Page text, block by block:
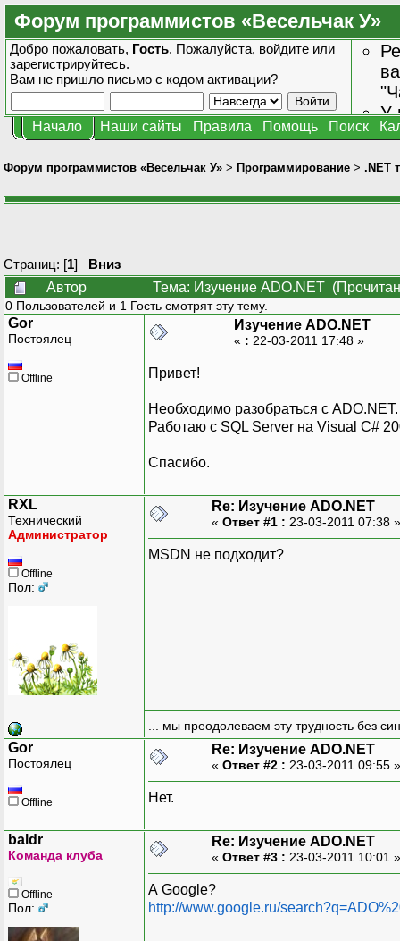
Форум программистов «Весельчак У»
Добро пожаловать, Гость. Пожалуйста, войдите или
зарегистрируйтесь.
Вам не пришло письмо с кодом активации?
У
Начало Наши сайты Правила Помощь Поиск
Форум программистов «Весельчак У» > Программирование > .NET
Страниц: [1] Вниз
Автор
Тема: Изучение ADO.NET
0 Пользователей и 1 Гость смотрят эту тему.
Gor
Постоялец
Offline
Изучение ADO.NET
« : 22-03-2011 17:48 »
Привет!
Необходимо разобраться с
Работаю с SQL Server на Visual C#
Спасибо.
RXL
Технический
Администратор
Offline
Пол:
Re: Изучение ADO.NET
« Ответ #1 : 23-03-2011 07:38
MSDN не подходит?
... мы преодолеваем эту трудность без
Gor
Постоялец
Offline
Re: Изучение ADO.NET
« Ответ #2 : 23-03-2011 09:55
Нет.
baldr
Команда клуба
Offline
Пол:
Re: Изучение ADO.NET
« Ответ #3 : 23-03-2011 10:01
А Google?
http://www.google.ru/